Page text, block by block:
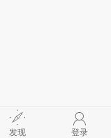
发现 登录